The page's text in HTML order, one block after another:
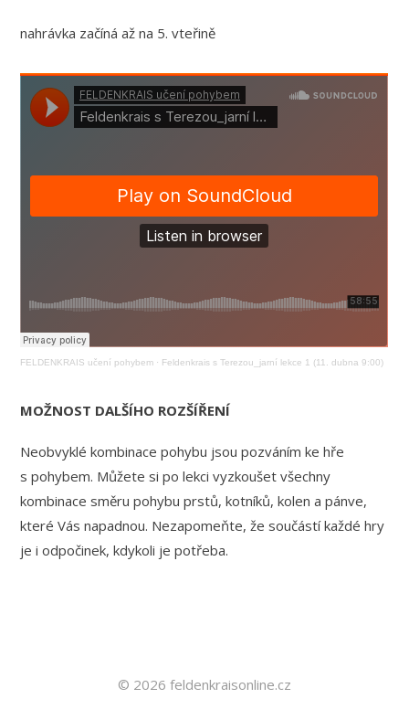
nahrávka začíná až na 5. vteřině
FELDENKRAIS učení pohybem · Feldenkrais s Terezou_jarní lekce 1 (11. dubna 9:00)
MOŽNOST DALŠÍHO ROZŠÍŘENÍ
Neobvyklé kombinace pohybu jsou pozváním ke hře
s pohybem. Můžete si po lekci vyzkoušet všechny
kombinace směru pohybu prstů, kotníků, kolen a pánve,
které Vás napadnou. Nezapomeňte, že součástí každé hry
je i odpočinek, kdykoli je potřeba.
© 2026 feldenkraisonline.cz